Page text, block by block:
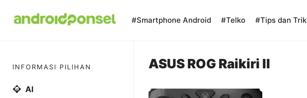
#Smartphone Android #Telko #Tips dan Trik
ASUS ROG Raikiri II
INFORMASI PILIHAN
AI